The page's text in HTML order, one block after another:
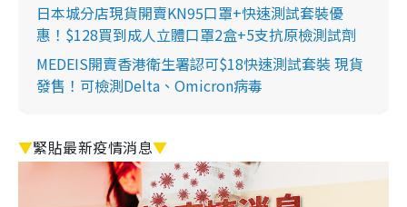
日本城分店現貨開賣KN95口罩+快速測試套裝優
惠！$128買到成人立體口罩2盒+5支抗原檢測試劑
MEDEIS開賣香港衛生署認可$18快速測試套裝 現貨
發售！可檢測Delta、Omicron病毒
▼緊貼最新疫情消息▼